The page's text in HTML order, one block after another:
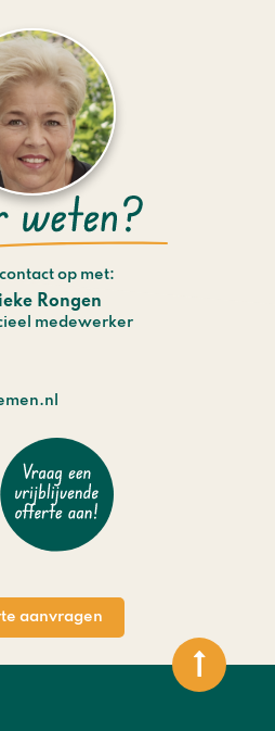
op met:
Rongen
medewerker
aanvragen